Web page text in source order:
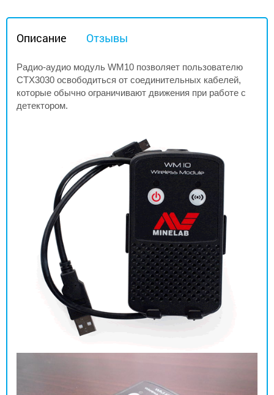
Описание Отзывы
Радио-аудио модуль WM10 позволяет пользователю
CTX3030 освободиться от соединительных кабелей,
которые обычно ограничивают движения при работе с
детектором.